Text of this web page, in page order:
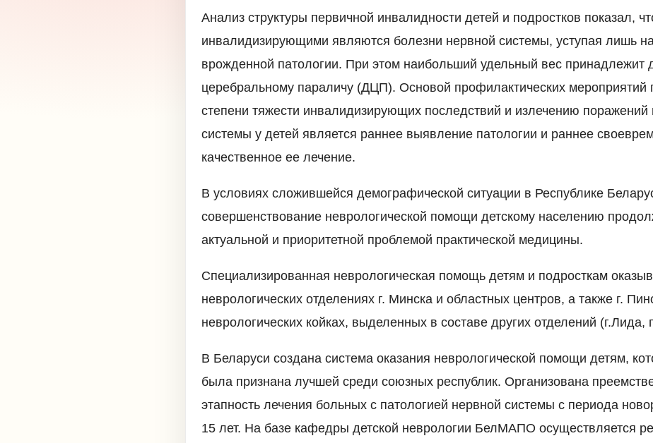
Анализ структуры первичной инвалидности детей и подростков показал,
инвалидизирующими являются болезни нервной системы, уступая лишь
врожденной патологии. При этом наибольший удельный вес принадлежит
церебральному параличу (ДЦП). Основой профилактических
степени тяжести инвалидизирующих последствий и излечению поражений
системы у детей является раннее выявление патологии и раннее
качественное ее лечение.
В условиях сложившейся демографической ситуации в Республике
совершенствование неврологической помощи детскому населению
актуальной и приоритетной проблемой практической медицины.
Специализированная неврологическая помощь детям и подросткам
неврологических отделениях г. Минска и областных центров, а также г.
неврологических койках, выделенных в составе других отделений (г.Лида,
В Беларуси создана система оказания неврологической помощи детям,
была признана лучшей среди союзных республик. Организована
этапность лечения больных с патологией нервной системы с периода
15 лет. На базе кафедры детской неврологии БелМАПО осуществляется